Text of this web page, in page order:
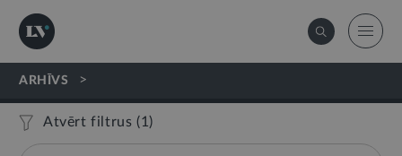
ARHĪVS >
Atvērt filtrus (1 )